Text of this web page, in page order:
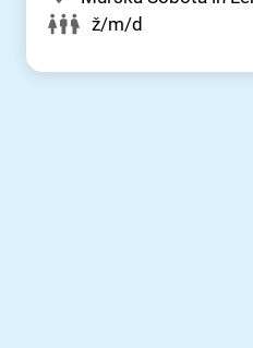
ž/m/d